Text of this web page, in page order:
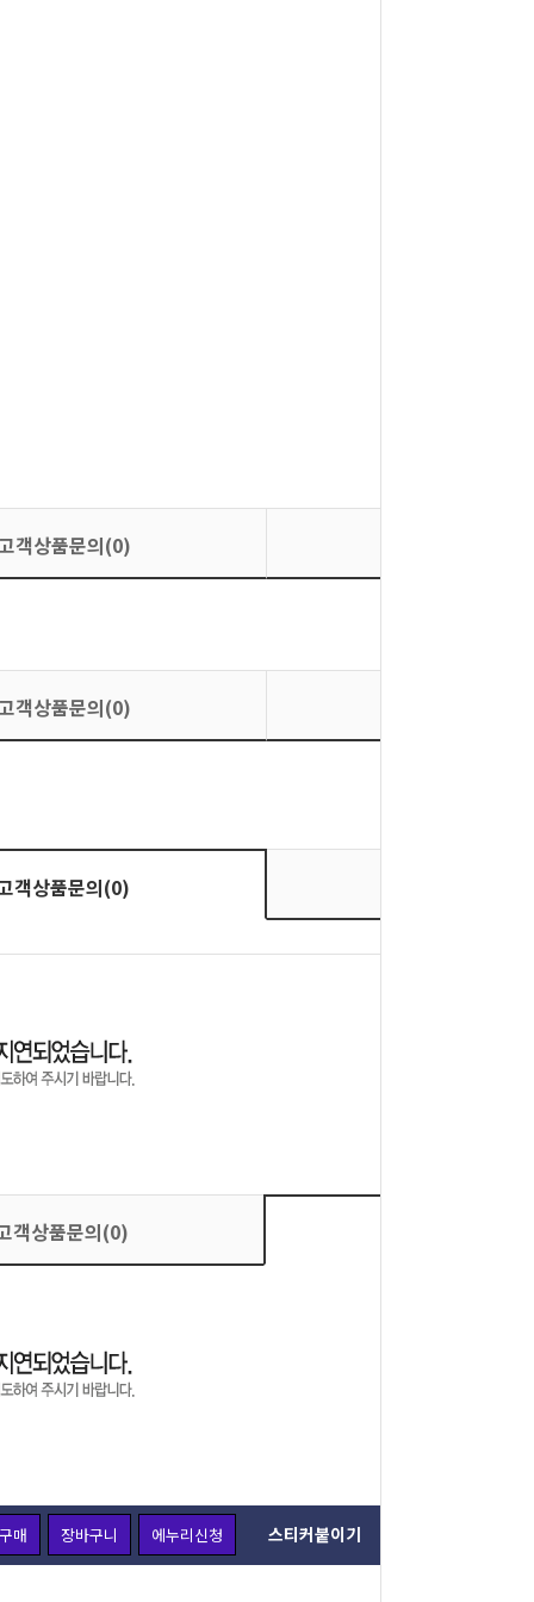
객상품문의(0)
객상품문의(0)
객상품문의(0)
객상품문의(0)
매 장바구니 에누리신청 스티커붙이기